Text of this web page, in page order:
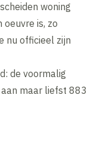
woning
oeuvre is, zo
nu officieel zijn
de voormalig
maar liefst 883